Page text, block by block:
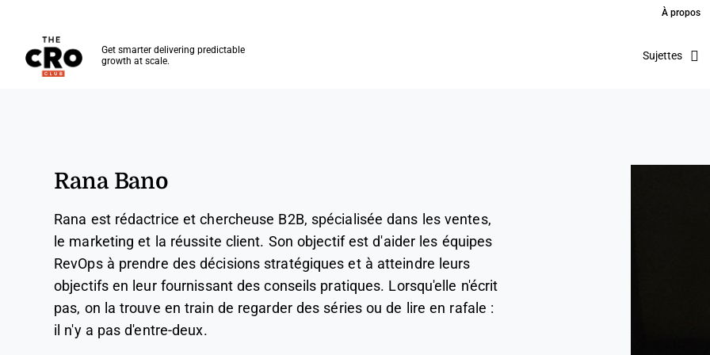
À propos
Get smarter delivering predictable
growth at scale.
Sujettes
Rana Bano
Rana est rédactrice et chercheuse B2B, spécialisée dans les ventes,
le marketing et la réussite client. Son objectif est d'aider les équipes
RevOps à prendre des décisions stratégiques et à atteindre leurs
objectifs en leur fournissant des conseils pratiques. Lorsqu'elle n'écrit
pas, on la trouve en train de regarder des séries ou de lire en rafale :
il n'y a pas d'entre-deux.